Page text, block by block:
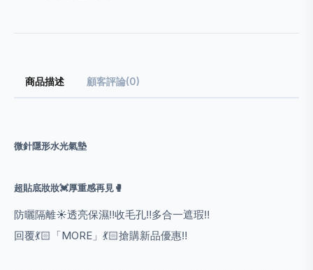
商品描述 顧客評論(0)
微針隱形水光氣墊
超貼底妝妝💓厚重感再見🥊
防曬隔離☀️透亮保濕‼️收毛孔‼️多合一遮瑕‼️
回覆💃🏻「MORE」💃🏻搶購新品優惠‼️